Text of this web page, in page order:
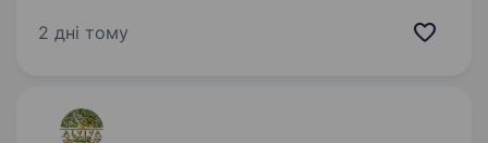
інновації. Запрошуємо інвестиційного
2 дні тому